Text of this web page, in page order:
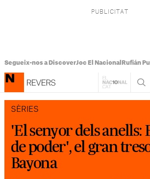
Segueix-nos a DiscoverJoc El Nacional Rufián
SÈRIES
'El senyor dels anells:
de poder', el gran
Bayona